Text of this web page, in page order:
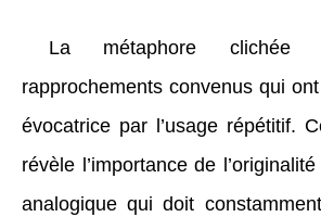
La métaphore clichée
rapprochements convenus qui
évocatrice par l’usage répétitif.
révèle l’importance de
analogique qui doit